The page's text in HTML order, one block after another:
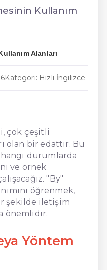
Kullanım
Alanları
Kategori: Hızlı İngilizce
çok çeşitli
olan bir edattır. Bu
hangi durumlarda
ve örnek
"By"
öğrenmek,
şekilde iletişim
önemlidir.
Yöntem